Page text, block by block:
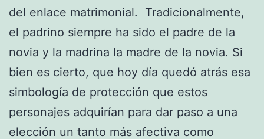
del enlace matrimonial. Tradicionalmente,
el padrino siempre ha sido el padre de la
novia y la madrina la madre de la novia. Si
bien es cierto, que hoy día quedó atrás esa
simbología de protección que estos
personajes adquirían para dar paso a una
elección un tanto más afectiva como